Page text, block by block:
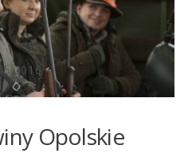
2016
Opolskie